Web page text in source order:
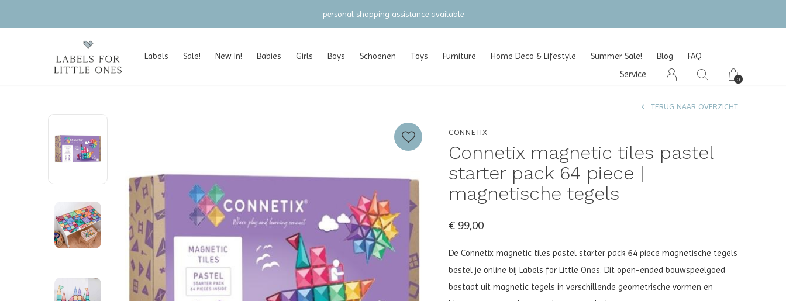
Labels Sale! New In! Babies Girls Boys Schoenen Toys Furniture Home Deco & Lifestyle Summer Sale! Blog
FAQ
Service
0
gratis verzending vanaf €100 (NL/BE/DE)
CONNETIX
Connetix magnetic tiles pastel
starter pack 64 piece |
magnetische tegels
TERUG NAAR OVERZICHT
€ 99,00
De Connetix magnetic tiles pastel starter pack 64 piece magnetische tegels
bestel je online bij Labels for Little Ones. Dit open-ended bouwspeelgoed
bestaat uit magnetic tegels in verschillende geometrische vormen en